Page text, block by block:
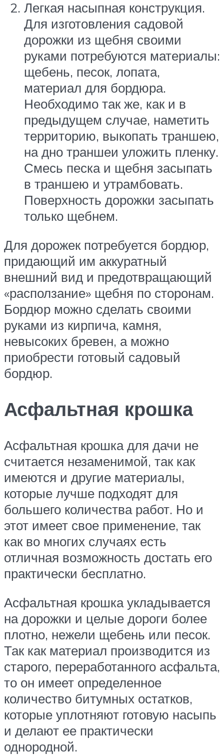
Легкая насыпная конструкция.
Для изготовления садовой
дорожки из щебня своими
руками потребуются материалы:
щебень, песок, лопата,
материал для бордюра.
Необходимо так же, как и в
предыдущем случае, наметить
территорию, выкопать траншею,
на дно траншеи уложить пленку.
Смесь песка и щебня засыпать
в траншею и утрамбовать.
Поверхность дорожки засыпать
только щебнем.
Для дорожек потребуется бордюр,
придающий им аккуратный
внешний вид и предотвращающий
«расползание» щебня по сторонам.
Бордюр можно сделать своими
руками из кирпича, камня,
невысоких бревен, а можно
приобрести готовый садовый
бордюр.
Асфальтная крошка
Асфальтная крошка для дачи не
считается незаменимой, так как
имеются и другие материалы,
которые лучше подходят для
большего количества работ. Но и
этот имеет свое применение, так
как во многих случаях есть
отличная возможность достать его
практически бесплатно.
Асфальтная крошка укладывается
на дорожки и целые дороги более
плотно, нежели щебень или песок.
Так как материал производится из
старого, переработанного асфальта,
то он имеет определенное
количество битумных остатков,
которые уплотняют готовую насыпь
и делают ее практически
однородной.